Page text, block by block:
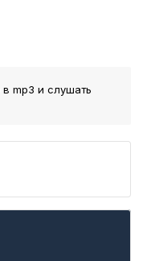
в mp3 и слушать